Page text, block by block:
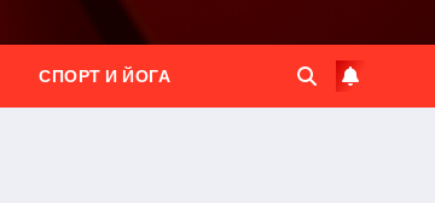
СПОРТ И ЙОГА